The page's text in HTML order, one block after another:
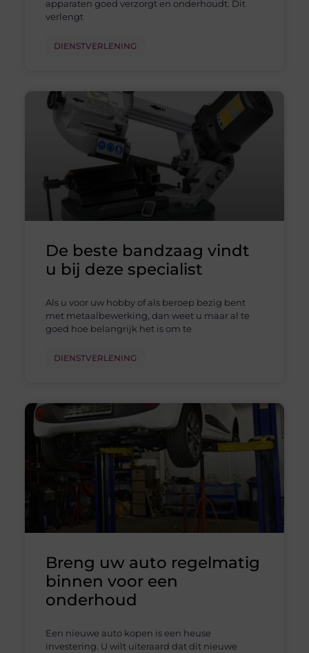
apparaten goed verzorgt en onderhoudt. Dit
verlengt
DIENSTVERLENING
De beste bandzaag vindt
u bij deze specialist
Als u voor uw hobby of als beroep bezig bent
met metaalbewerking, dan weet u maar al te
goed hoe belangrijk het is om te
DIENSTVERLENING
Breng uw auto regelmatig
binnen voor een
onderhoud
Een nieuwe auto kopen is een heuse
investering. U wilt uiteraard dat dit nieuwe